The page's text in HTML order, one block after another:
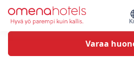
Skip to content
Varaa